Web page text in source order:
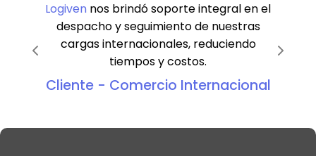
Logiven nos brindó soporte integral en el
despacho y seguimiento de nuestras
cargas internacionales, reduciendo
tiempos y costos.
Cliente - Comercio Internacional